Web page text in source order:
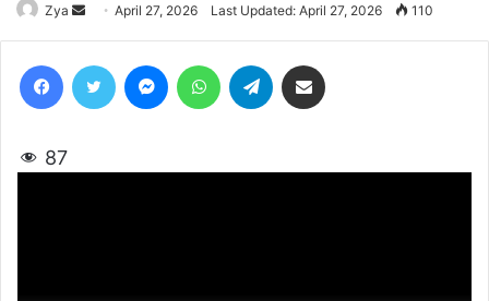
Zya
Send
an
email
April 27, 2026 Last Updated: April 27, 2026 110
87